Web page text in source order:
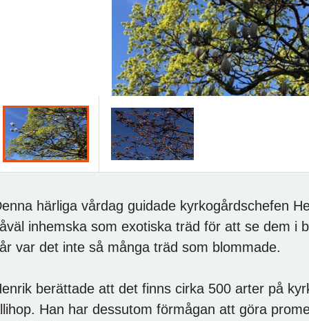
härliga vårdag guidade kyrkogårdschefen
inhemska som exotiska träd för att se dem i
var det inte så många träd som blommade.
berättade att det finns cirka 500 arter på
Han har dessutom förmågan att göra